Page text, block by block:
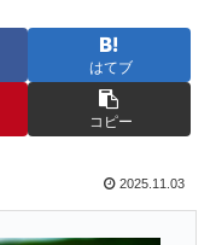
はてブ
コピー
2025.11.03